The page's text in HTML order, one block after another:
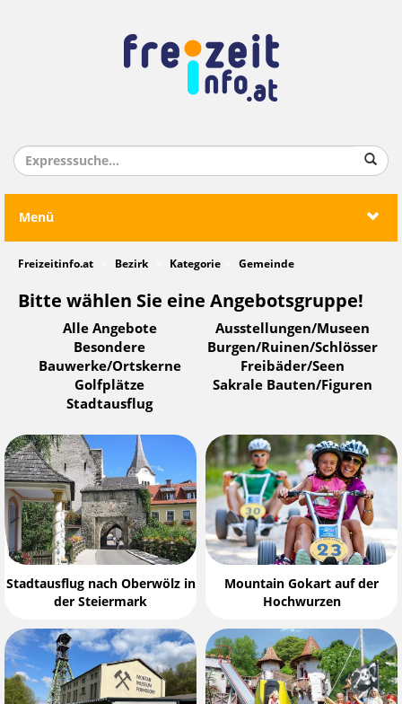
Menü
Freizeitinfo.at Bezirk Kategorie Gemeinde
Bitte wählen Sie eine Angebotsgruppe!
Alle Angebote
Ausstellungen/Museen
Besondere
Bauwerke/Ortskerne
Burgen/Ruinen/Schlösser
Freibäder/Seen
Golfplätze
Sakrale Bauten/Figuren
Stadtausflug
Stadtausflug nach Oberwölz in
der Steiermark
Mountain Gokart auf der
Hochwurzen